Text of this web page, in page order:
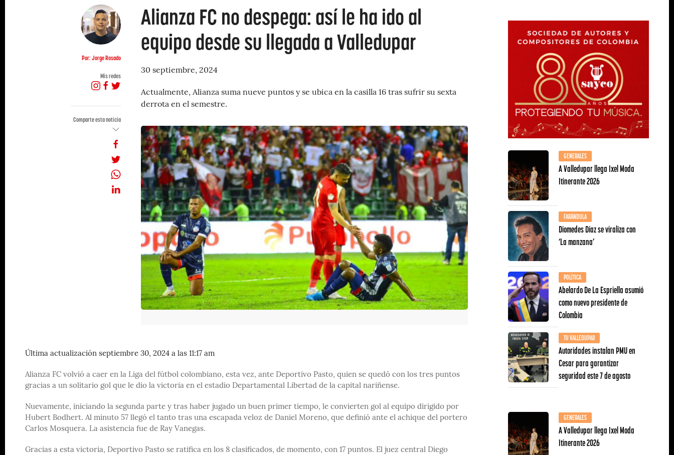
Por: Jorge Rosado
Mis redes
Comparte esta noticia
Alianza FC no despega: así le ha ido al
equipo desde su llegada a Valledupar
30 septiembre, 2024
Actualmente, Alianza suma nueve puntos y se ubica en la casilla 16 tras sufrir su sexta
derrota en el semestre.
Última actualización septiembre 30, 2024 a las 11:17 am
Alianza FC volvió a caer en la Liga del fútbol colombiano, esta vez, ante Deportivo Pasto, quien se quedó con los tres puntos
gracias a un solitario gol que le dio la victoria en el estadio Departamental Libertad de la capital nariñense.
Nuevamente, iniciando la segunda parte y tras haber jugado un buen primer tiempo, le convierten gol al equipo dirigido por
Hubert Bodhert. Al minuto 57 llegó el tanto tras una escapada veloz de Daniel Moreno, que definió ante el achique del portero
Carlos Mosquera. La asistencia fue de Ray Vanegas.
Gracias a esta victoria, Deportivo Pasto se ratifica en los 8 clasificados, de momento, con 17 puntos. El juez central Diego
GENERALES
A Valledupar llega Ixel Moda
Itinerante 2026
FARÁNDULA
Diomedes Díaz se viraliza con
‘La manzana’
POLÍTICA
Abelardo De La Espriella asumió
como nuevo presidente de
Colombia
TU VALLEDUPAR
Autoridades instalan PMU en
Cesar para garantizar
seguridad este 7 de agosto
GENERALES
A Valledupar llega Ixel Moda
Itinerante 2026